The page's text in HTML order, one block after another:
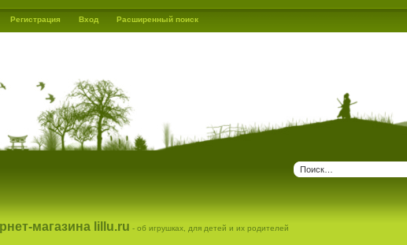
Регистрация Вход Расширенный поиск
магазина lillu.ru - об игрушках, для детей и их родителей